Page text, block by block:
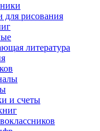
рисования
литература
и счеты